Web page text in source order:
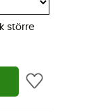
större